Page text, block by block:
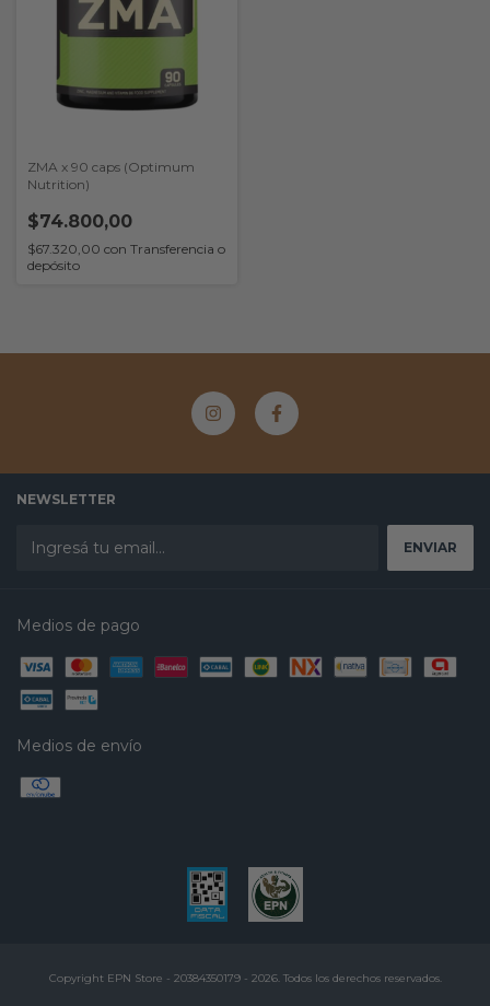
ZMA x 90 caps (Optimum
Nutrition)
$74.800,00
$67.320,00 con Transferencia o
depósito
NEWSLETTER
Medios de pago
Medios de envío
Copyright EPN Store - 20384350179 - 2026. Todos los derechos reservados.